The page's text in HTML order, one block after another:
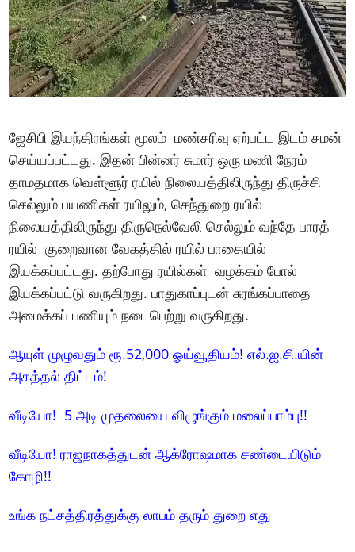
ஜேசிபி இயந்திரங்கள் மூலம் மண்சரிவு ஏற்பட்ட இடம் சமன்
செய்யப்பட்டது. இதன் பின்னர் சுமார் ஒரு மணி நேரம்
தாமதமாக வெள்ளூர் ரயில் நிலையத்திலிருந்து திருச்சி
செல்லும் பயணிகள் ரயிலும், செந்துறை ரயில்
நிலையத்திலிருந்து திருநெல்வேலி செல்லும் வந்தே பாரத்
ரயில் குறைவான வேகத்தில் ரயில் பாதையில்
இயக்கப்பட்டது. தற்போது ரயில்கள் வழக்கம் போல்
இயக்கப்பட்டு வருகிறது. பாதுகாப்புடன் சுரங்கப்பாதை
அமைக்கப் பணியும் நடைபெற்று வருகிறது.
ஆயுள் முழுவதும் ரூ.52,000 ஓய்வூதியம்! எல்.ஐ.சி.யின்
அசத்தல் திட்டம்!
வீடியோ! 5 அடி முதலையை விழுங்கும் மலைப்பாம்பு!!
வீடியோ! ராஜநாகத்துடன் ஆக்ரோஷமாக சண்டையிடும்
கோழி!!
உங்க நட்சத்திரத்துக்கு லாபம் தரும் துறை எது